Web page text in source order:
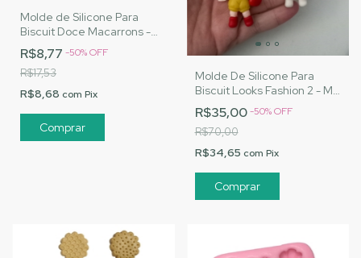
Molde de Silicone Para
Biscuit Doce Macarrons -
MJ Artesanatos |Cód. 3127
R$8,77 -50%OFF
R$17,53
R$8,68 com Pix
Molde De Silicone Para
Biscuit Looks Fashion 2 - MJ
Artesanatos |Cód. 3128
R$35,00-50%OFF
R$70,00
R$34,65 com Pix